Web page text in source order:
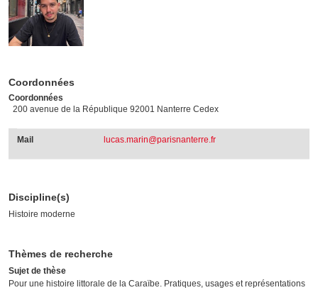
Coordonnées
Coordonnées
200 avenue de la République 92001 Nanterre Cedex
Mail lucas.marin@parisnanterre.fr
Discipline(s)
Histoire moderne
Thèmes de recherche
Sujet de thèse
Pour une histoire littorale de la Caraïbe. Pratiques, usages et représentations